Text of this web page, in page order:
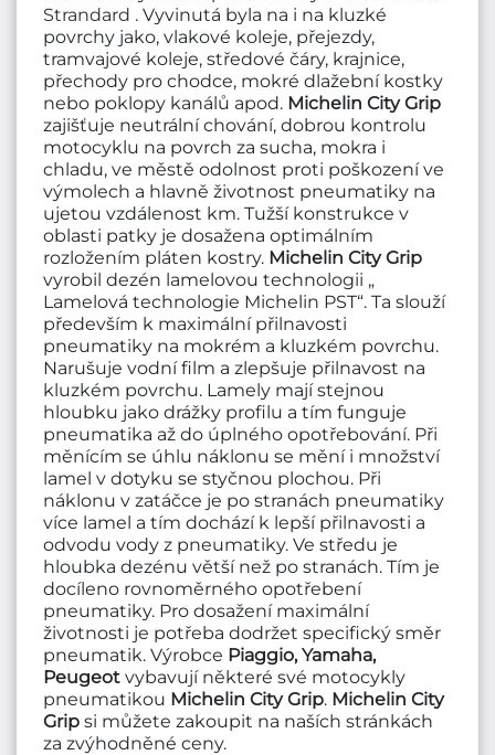
Strandard . Vyvinutá byla na i na kluzké
povrchy jako, vlakové koleje, přejezdy,
tramvajové koleje, středové čáry, krajnice,
přechody pro chodce, mokré dlažební kostky
nebo poklopy kanálů apod. Michelin City Grip
zajišťuje neutrální chování, dobrou kontrolu
motocyklu na povrch za sucha, mokra i
chladu, ve městě odolnost proti poškození ve
výmolech a hlavně životnost pneumatiky na
ujetou vzdálenost km. Tužší konstrukce v
oblasti patky je dosažena optimálním
rozložením pláten kostry. Michelin City Grip
vyrobil dezén lamelovou technologii „
Lamelová technologie Michelin PST“. Ta slouží
především k maximální přilnavosti
pneumatiky na mokrém a kluzkém povrchu.
Narušuje vodní film a zlepšuje přilnavost na
kluzkém povrchu. Lamely mají stejnou
hloubku jako drážky profilu a tím funguje
pneumatika až do úplného opotřebování. Při
měnícím se úhlu náklonu se mění i množství
lamel v dotyku se styčnou plochou. Při
náklonu v zatáčce je po stranách pneumatiky
více lamel a tím dochází k lepší přilnavosti a
odvodu vody z pneumatiky. Ve středu je
hloubka dezénu větší než po stranách. Tím je
docíleno rovnoměrného opotřebení
pneumatiky. Pro dosažení maximální
životnosti je potřeba dodržet specifický směr
pneumatik. Výrobce Piaggio, Yamaha,
Peugeot vybavují některé své motocykly
pneumatikou Michelin City Grip. Michelin City
Grip si můžete zakoupit na naších stránkách
za zvýhodněné ceny.